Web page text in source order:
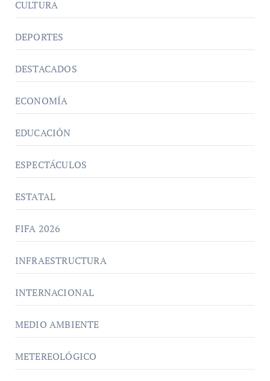
CULTURA
DEPORTES
DESTACADOS
ECONOMÍA
EDUCACIÓN
ESPECTÁCULOS
ESTATAL
FIFA 2026
INFRAESTRUCTURA
INTERNACIONAL
MEDIO AMBIENTE
METEREOLÓGICO